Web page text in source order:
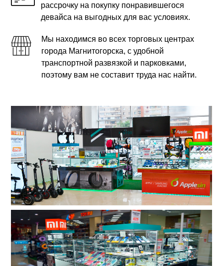
рассрочку на покупку понравившегося
девайса на выгодных для вас условиях.
Мы находимся во всех торговых центрах
города Магнитогорска, с удобной
транспортной развязкой и парковками,
поэтому вам не составит труда нас найти.